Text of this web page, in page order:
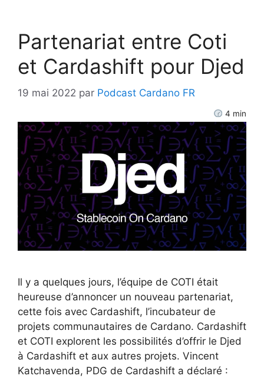
Partenariat entre Coti
et Cardashift pour Djed
19 mai 2022 par Podcast Cardano FR
4 min
Il y a quelques jours, l’équipe de COTI était
heureuse d’annoncer un nouveau partenariat,
cette fois avec Cardashift, l’incubateur de
projets communautaires de Cardano. Cardashift
et COTI explorent les possibilités d’offrir le Djed
à Cardashift et aux autres projets. Vincent
Katchavenda, PDG de Cardashift a déclaré :